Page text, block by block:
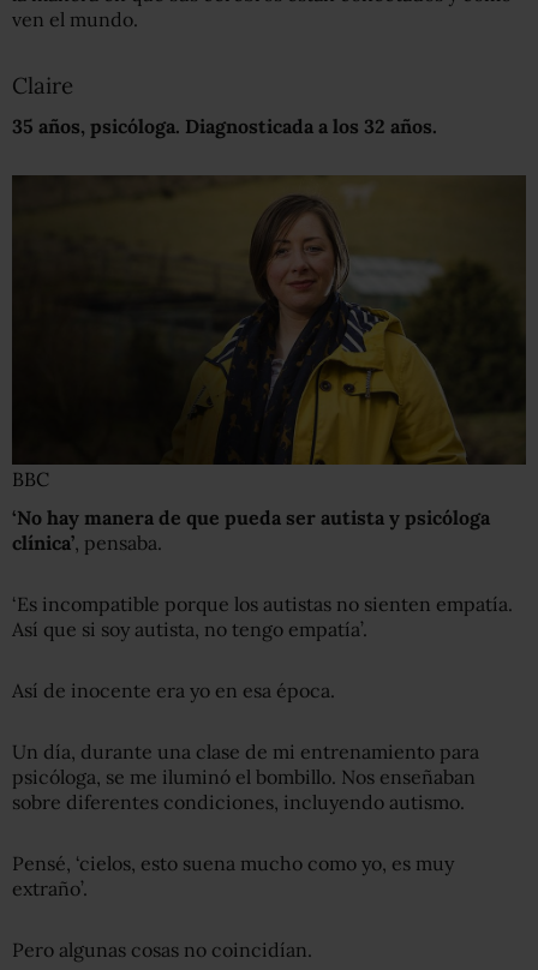
ven el mundo.
Claire
35 años, psicóloga. Diagnosticada a los 32 años.
BBC
‘No hay manera de que pueda ser autista y psicóloga
clínica’ , pensaba.
‘Es incompatible porque los autistas no sienten empatía.
Así que si soy autista, no tengo empatía’.
Así de inocente era yo en esa época.
Un día, durante una clase de mi entrenamiento para
psicóloga, se me iluminó el bombillo. Nos enseñaban
sobre diferentes condiciones, incluyendo autismo.
Pensé, ‘cielos, esto suena mucho como yo, es muy
extraño’.
Pero algunas cosas no coincidían.